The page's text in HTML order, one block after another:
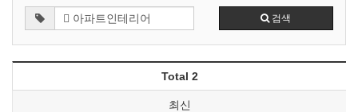
검색
Total 2
최신